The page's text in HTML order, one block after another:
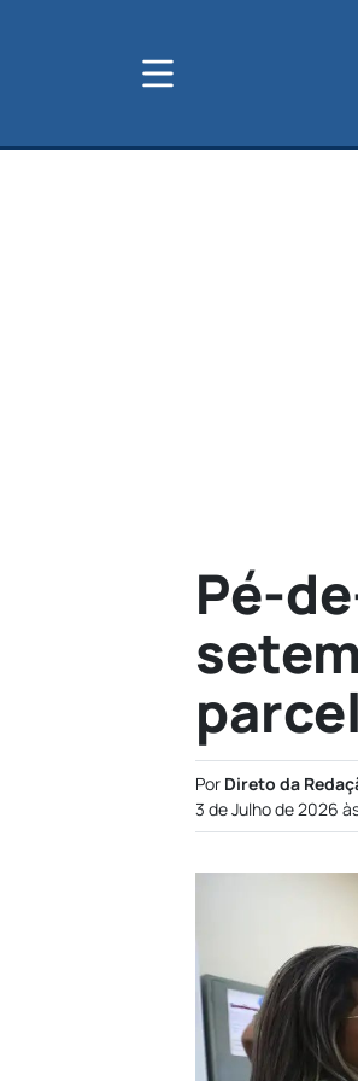
Pé-
Por Direto da
3 de Julho de 2026